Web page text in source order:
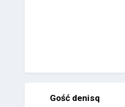
Gość denisq